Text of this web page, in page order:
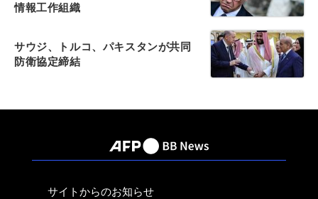
情報工作組織
サウジ、トルコ、パキスタンが共同
防衛協定締結
サイトからのお知らせ